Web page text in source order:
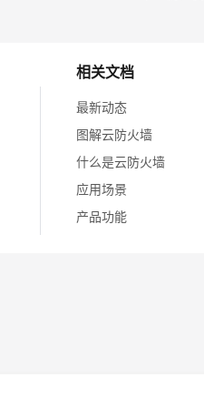
相关文档
最新动态
图解云防火墙
什么是云防火墙
应用场景
产品功能